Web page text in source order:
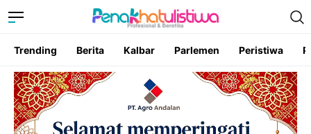
Trending Berita Kalbar Parlemen Peristiwa